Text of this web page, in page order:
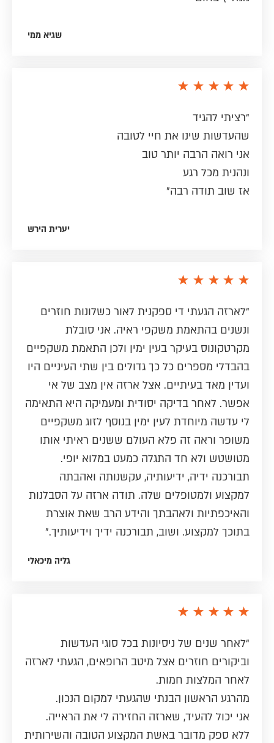
שגיא ממי
“רציתי להגיד
שהעדשות שינו את חיי לטובה
אני רואה הרבה יותר טוב
ונהנית מכל רגע
אז שוב תודה רבה”
יערית הירש
“לארזה הגעתי די ספקנית לאור כשלונות חוזרים
ונשנים בהתאמת משקפי ראיה. אני סובלת
מקרטקונוס בעיקר בעין ימין ולכן התאמת משקפיים
בהבדלי מספרים כל כך גדולים בין שתי העיניים היו
ועדין מאד בעיתיים. אצל ארזה אין מצב של אי
אפשר. לאחר בדיקה יסודית ומעמיקה היא התאימה
לי עדשה מיוחדת לעין ימין בנוסף לזוג משקפיים
משופר וראה זה פלא העולם ששנים ראיתי אותו
מטושטש ולא חד התגלה כמעט במלוא יופי.
תבורכנה ידיה, ידיעותיה, עקשנותה ואהבתה
למקצוע ולמטופלים שלה. תודה ארזה על הסבלנות
והאיכפתיות ולאהבתך והידע הרב שאת אוצרת
בתוכך למקצוע. ושוב, תבורכנה ידיך וידיעותיך.”
גליה מיכאלי
“לאחר שנים של ניסיונות בכל סוגי העדשות
וביקורים חוזרים אצל מיטב הרופאים, הגעתי לארזה
לאחר המלצות חמות.
מהרגע הראשון הבנתי שהגעתי למקום הנכון.
אני יכול להעיד, שארזה החזירה לי את הראייה.
ללא ספק מדובר באשת המקצוע הטובה והשירותית